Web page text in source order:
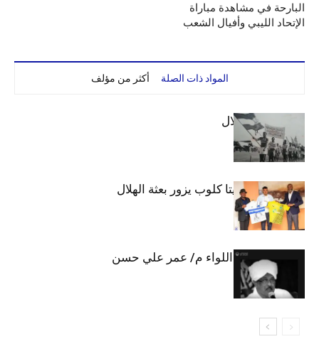
البارحة في مشاهدة مباراة
الإتحاد الليبي وأفيال الشعب
المواد ذات الصلة أكثر من مؤلف
الهلال والاستقلال
وفد رفيع من فيتا كلوب يزور بعثة الهلال
الهلال يحتسب اللواء م/ عمر علي حسن